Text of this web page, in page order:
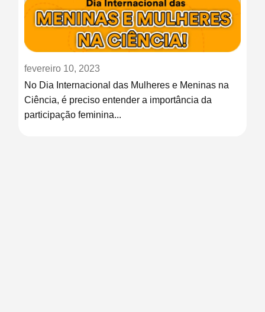
fevereiro 10, 2023
No Dia Internacional das Mulheres e Meninas na
Ciência, é preciso entender a importância da
participação feminina...